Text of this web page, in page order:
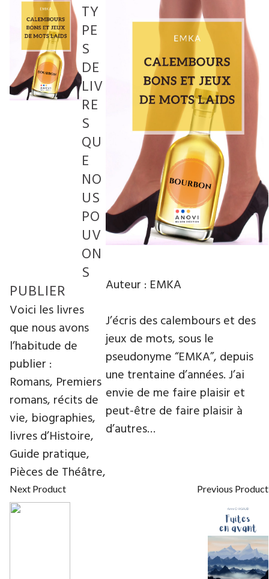
Auteur : EMKA
J’écris des calembours et des
jeux de mots, sous le
pseudonyme “EMKA”, depuis
une trentaine d’années. J’ai
envie de me faire plaisir et
peut-être de faire plaisir à
d’autres…
Next Product Previous Product
TY
PE
S
DE
LIV
RE
S
QU
E
NO
US
PO
UV
ON
S
PUBLIER
Voici les livres
que nous avons
l’habitude de
publier :
Romans, Premiers
romans, récits de
vie, biographies,
livres d’Histoire,
Guide pratique,
Pièces de Théâtre,